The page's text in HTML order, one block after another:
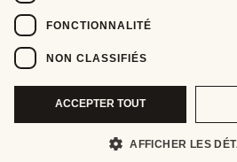
FONCTIONNALITÉ
NON CLASSIFIÉS
ACCEPTER TOUT
AFFICHER LES